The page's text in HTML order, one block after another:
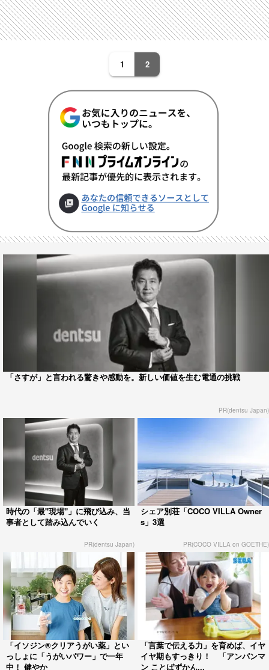
1 2
「さすが」と言われる驚きや感動を。新しい価値を生む電通の挑戦
PR(dentsu Japan)
時代の「最"現場"」に飛び込み、当
事者として踏み込んでいく
PR(dentsu Japan)
シェア別荘「COCO VILLA Owner
s」3選
PR(COCO VILLA on GOETHE)
「イソジン®クリアうがい薬」とい
っしょに「うがいパワー」で一年
中！ 健やか
「言葉で伝える力」を育めば、イヤ
イヤ期もすっきり！ 「アンパンマ
ン ことばずかん...